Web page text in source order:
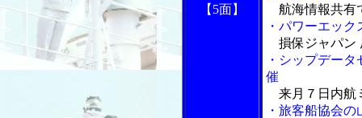
【5面】
航海情報共有
・パワーエッ
損保ジャパン
・シップデー
催
来月７日内航
・旅客船協会